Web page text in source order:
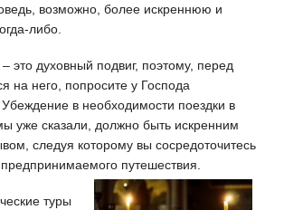
возможно, более искреннюю и
либо.
это духовный подвиг, поэтому, перед
на него, попросите у Господа
в необходимости поездки в
уже сказали, должно быть искренним
следуя которому вы сосредоточитесь
путешествия.
туры